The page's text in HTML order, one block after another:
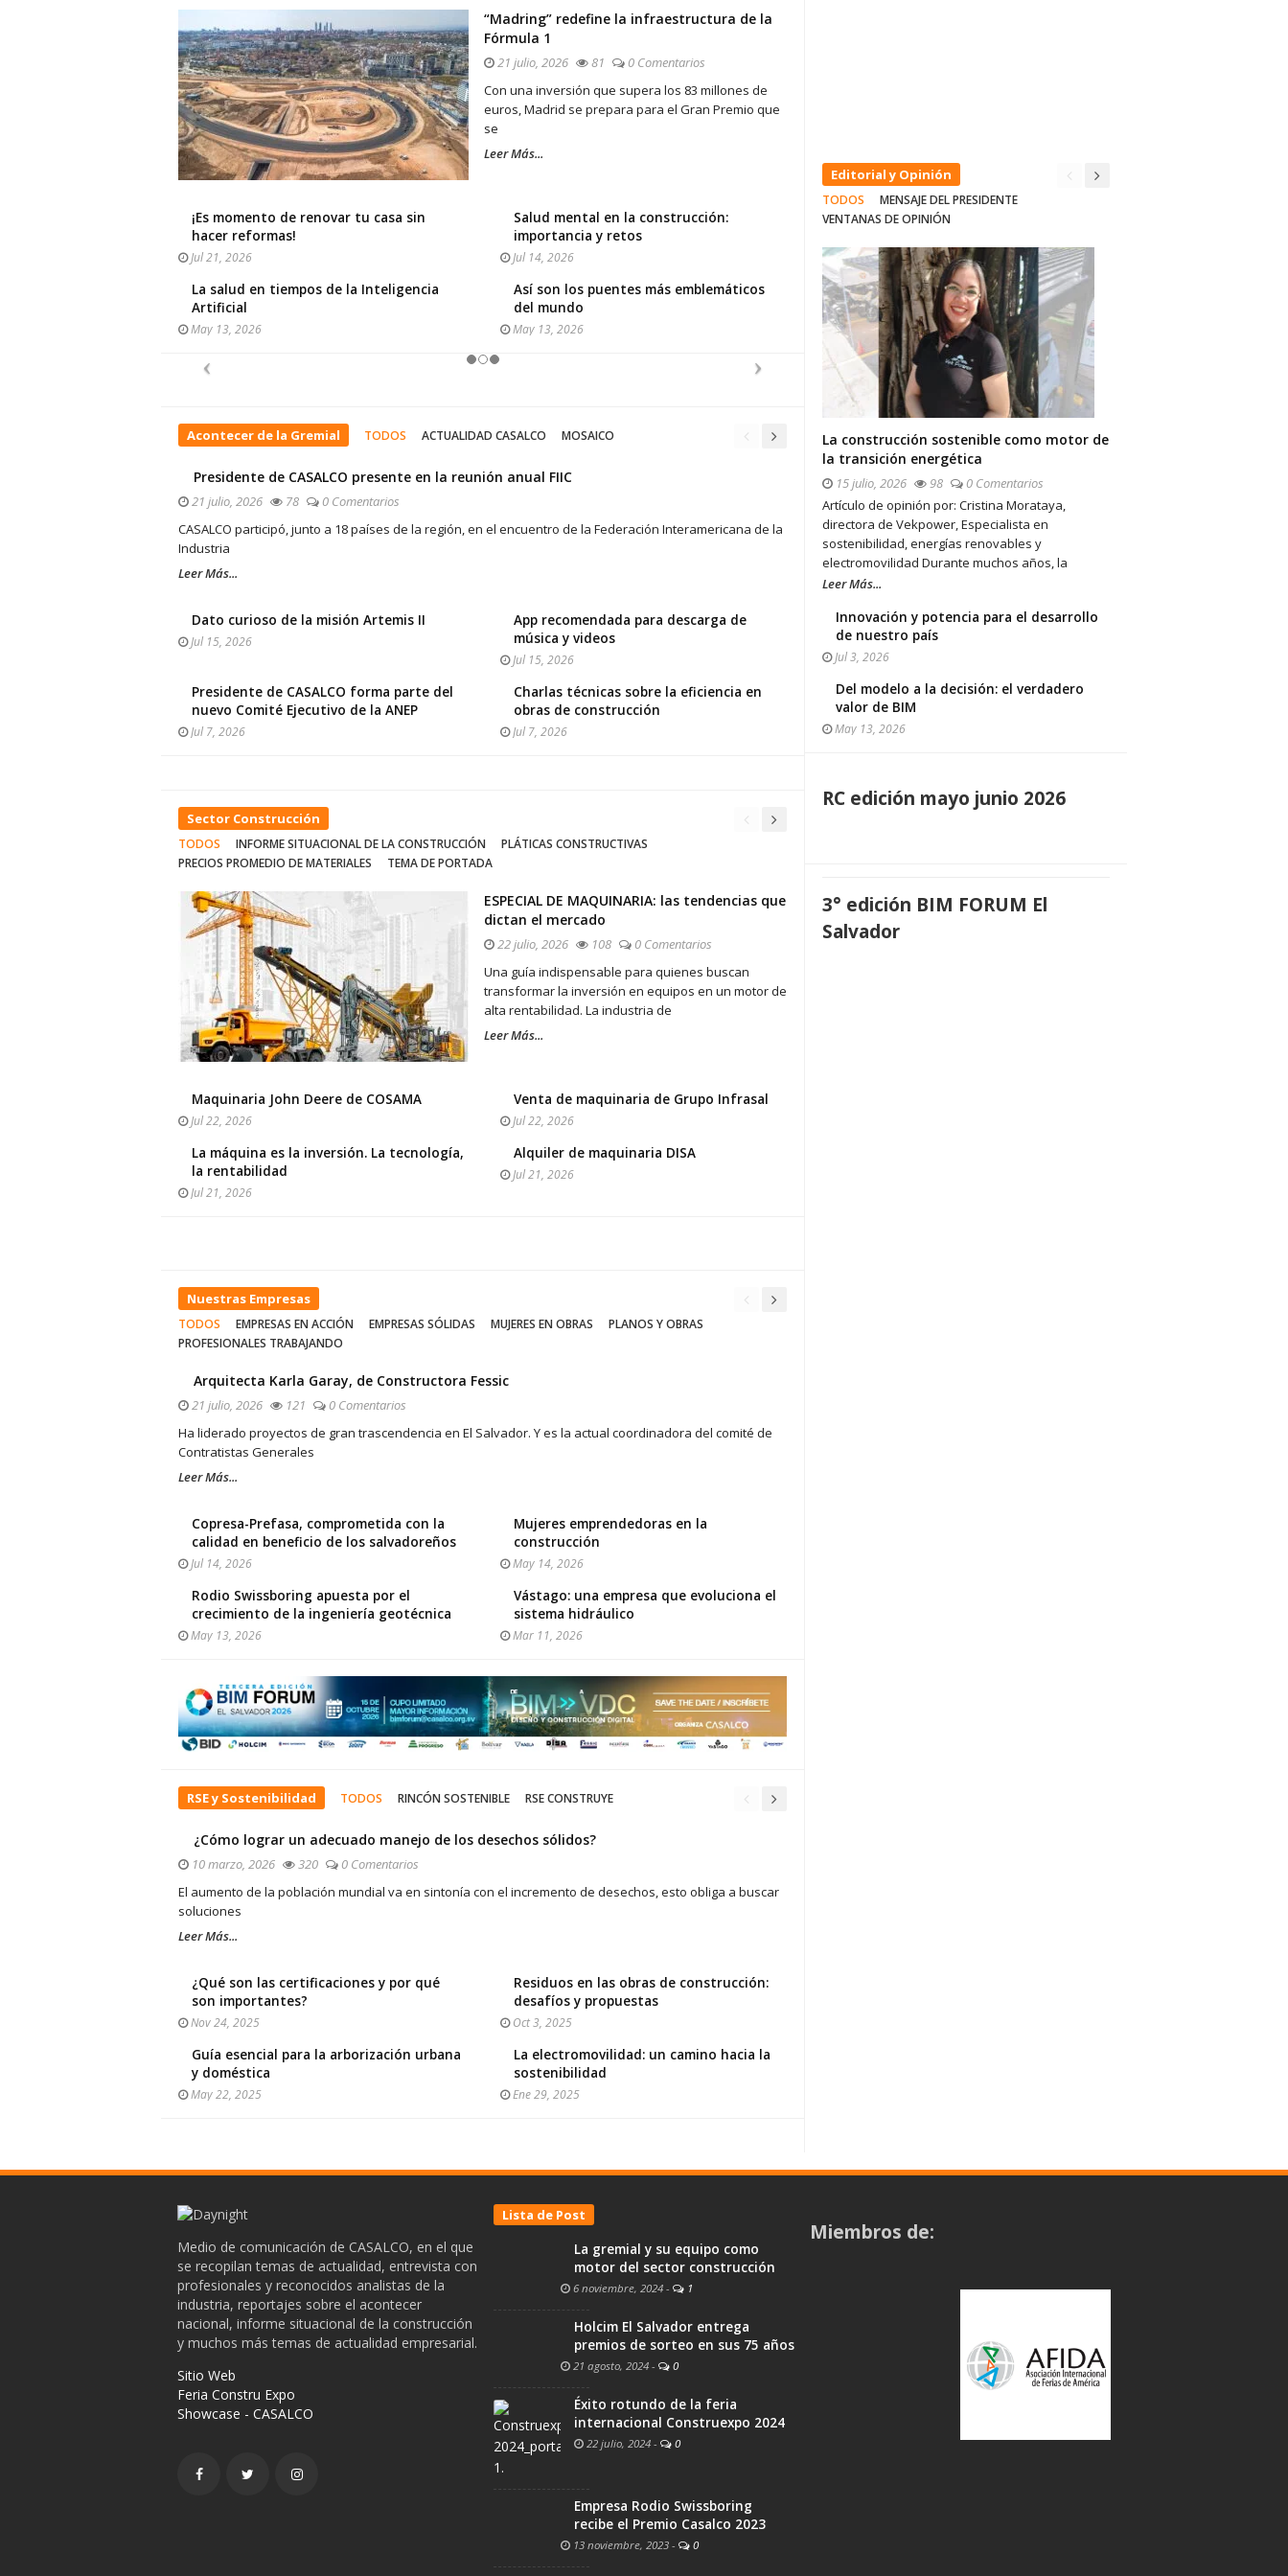
“Madring” redefine la infraestructura de la
Fórmula 1
21 julio, 2026 81
0 Comentarios
Con una inversión que supera los 83 millones de
euros, Madrid se prepara para el Gran Premio que
se
Leer Más...
¡Es momento de renovar tu casa sin
hacer reformas!
Jul 21, 2026
Salud mental en la construcción:
importancia y retos
Jul 14, 2026
La salud en tiempos de la Inteligencia
Artificial
May 13, 2026
Así son los puentes más emblemáticos
del mundo
May 13, 2026
Acontecer de la Gremial TODOS ACTUALIDAD CASALCO MOSAICO
Presidente de CASALCO presente en la reunión anual FIIC
21 julio, 2026 78
0 Comentarios
CASALCO participó, junto a 18 países de la región, en el encuentro de la Federación Interamericana de la
Industria
Leer Más...
Dato curioso de la misión Artemis II
Jul 15, 2026
App recomendada para descarga de
música y videos
Jul 15, 2026
Presidente de CASALCO forma parte del
nuevo Comité Ejecutivo de la ANEP
Jul 7, 2026
Charlas técnicas sobre la eficiencia en
obras de construcción
Jul 7, 2026
Sector Construcción
TODOS INFORME SITUACIONAL DE LA CONSTRUCCIÓN
PLÁTICAS CONSTRUCTIVAS
PRECIOS PROMEDIO DE MATERIALES
TEMA DE PORTADA
ESPECIAL DE MAQUINARIA: las tendencias que
dictan el mercado
22 julio, 2026 108
0 Comentarios
Una guía indispensable para quienes buscan
transformar la inversión en equipos en un motor de
alta rentabilidad. La industria de
Leer Más...
Maquinaria John Deere de COSAMA
Jul 22, 2026
Venta de maquinaria de Grupo Infrasal
Jul 22, 2026
La máquina es la inversión. La tecnología,
la rentabilidad
Jul 21, 2026
Alquiler de maquinaria DISA
Jul 21, 2026
Nuestras Empresas
TODOS EMPRESAS EN ACCIÓN EMPRESAS SÓLIDAS MUJERES EN OBRAS
PLANOS Y OBRAS
PROFESIONALES TRABAJANDO
Arquitecta Karla Garay, de Constructora Fessic
21 julio, 2026 121
0 Comentarios
Ha liderado proyectos de gran trascendencia en El Salvador. Y es la actual coordinadora del comité de
Contratistas Generales
Leer Más...
Copresa-Prefasa, comprometida con la
calidad en beneficio de los salvadoreños
Jul 14, 2026
Mujeres emprendedoras en la
construcción
May 14, 2026
Rodio Swissboring apuesta por el
crecimiento de la ingeniería geotécnica
May 13, 2026
Vástago: una empresa que evoluciona el
sistema hidráulico
Mar 11, 2026
RSE y Sostenibilidad TODOS RINCÓN SOSTENIBLE RSE CONSTRUYE
¿Cómo lograr un adecuado manejo de los desechos sólidos?
10 marzo, 2026 320
0 Comentarios
El aumento de la población mundial va en sintonía con el incremento de desechos, esto obliga a buscar
soluciones
Leer Más...
¿Qué son las certificaciones y por qué
son importantes?
Nov 24, 2025
Residuos en las obras de construcción:
desafíos y propuestas
Oct 3, 2025
Guía esencial para la arborización urbana
y doméstica
May 22, 2025
La electromovilidad: un camino hacia la
sostenibilidad
Ene 29, 2025
Editorial y Opinión
TODOS
MENSAJE DEL PRESIDENTE
VENTANAS DE OPINIÓN
La construcción sostenible como motor de
la transición energética
15 julio, 2026 98
0 Comentarios
Artículo de opinión por: Cristina Morataya,
directora de Vekpower, Especialista en
sostenibilidad, energías renovables y
electromovilidad Durante muchos años, la
Leer Más...
Innovación y potencia para el desarrollo
de nuestro país
Jul 3, 2026
Del modelo a la decisión: el verdadero
valor de BIM
May 13, 2026
RC edición mayo junio 2026
3° edición BIM FORUM El
Salvador
Medio de comunicación de CASALCO, en el que
se recopilan temas de actualidad, entrevista con
profesionales y reconocidos analistas de la
industria, reportajes sobre el acontecer
nacional, informe situacional de la construcción
y muchos más temas de actualidad empresarial.
Sitio Web
Feria Constru Expo
Showcase - CASALCO
Lista de Post
La gremial y su equipo como
motor del sector construcción
6 noviembre, 2024 - 1
Holcim El Salvador entrega
premios de sorteo en sus 75 años
21 agosto, 2024 - 0
Éxito rotundo de la feria
internacional Construexpo 2024
22 julio, 2024 - 0
Empresa Rodio Swissboring
recibe el Premio Casalco 2023
13 noviembre, 2023 - 0
Miembros de: